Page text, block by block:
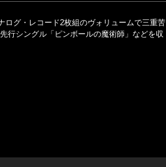
ログ・レコード2枚組のヴォリュームで三重苦
行シングル「ピンボールの魔術師」などを収